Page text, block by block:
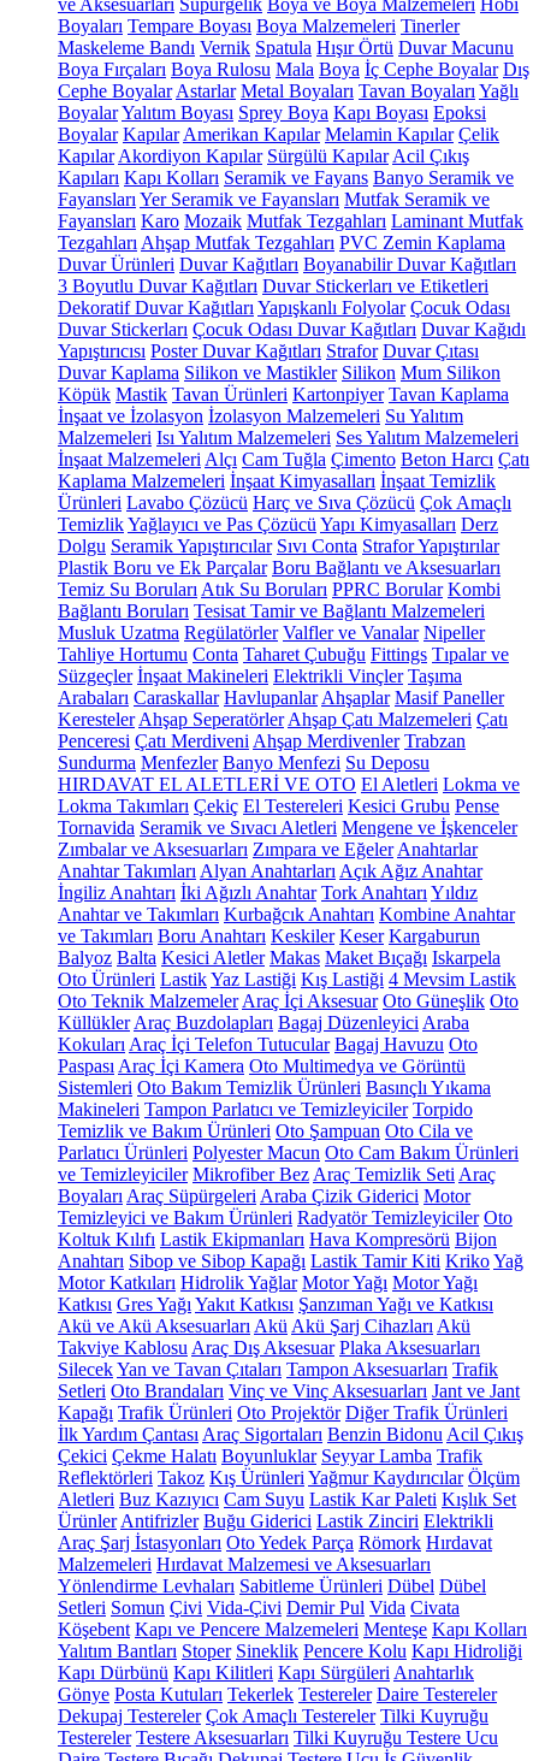
ve Aksesuarları Süpürgelik Boya ve Boya Malzemeleri Hobi
Boyaları Tempare Boyası Boya Malzemeleri Tinerler
Maskeleme Bandı Vernik Spatula Hışır Örtü Duvar Macunu
Boya Fırçaları Boya Rulosu Mala Boya İç Cephe Boyalar Dış
Cephe Boyalar Astarlar Metal Boyaları Tavan Boyaları Yağlı
BoyalarYalıtım Boyası Sprey Boya Kapı Boyası Epoksi
Boyalar Kapılar Amerikan Kapılar Melamin Kapılar Çelik
Kapılar Akordiyon Kapılar Sürgülü Kapılar Acil Çıkış
Kapıları Kapı Kolları Seramik ve Fayans Banyo Seramik ve
Fayansları Yer Seramik ve Fayansları Mutfak Seramik ve
Fayansları Karo Mozaik Mutfak Tezgahları Laminant Mutfak
Tezgahları Ahşap Mutfak Tezgahları PVC Zemin Kaplama
Duvar Ürünleri Duvar Kağıtları Boyanabilir Duvar Kağıtları
3 Boyutlu Duvar Kağıtları Duvar Stickerları ve Etiketleri
Dekoratif Duvar Kağıtları Yapışkanlı Folyolar Çocuk Odası
Duvar Stickerları Çocuk Odası Duvar Kağıtları Duvar Kağıdı
Yapıştırıcısı Poster Duvar Kağıtları Strafor Duvar Çıtası
Duvar Kaplama Silikon ve Mastikler Silikon Mum Silikon
Köpük Mastik Tavan Ürünleri Kartonpiyer Tavan Kaplama
İnşaat ve İzolasyon İzolasyon Malzemeleri Su Yalıtım
Malzemeleri Isı Yalıtım Malzemeleri Ses Yalıtım Malzemeleri
İnşaat Malzemeleri Alçı Cam Tuğla Çimento Beton Harcı Çatı
Kaplama Malzemeleri İnşaat Kimyasalları İnşaat Temizlik
Ürünleri Lavabo Çözücü Harç ve Sıva Çözücü Çok Amaçlı
TemizlikYağlayıcı ve Pas Çözücü Yapı Kimyasalları Derz
Dolgu Seramik Yapıştırıcılar Sıvı Conta Strafor Yapıştırılar
Plastik Boru ve Ek Parçalar Boru Bağlantı ve Aksesuarları
Temiz Su Boruları Atık Su Boruları PPRC Borular Kombi
Bağlantı Boruları Tesisat Tamir ve Bağlantı Malzemeleri
Musluk Uzatma Regülatörler Valfler ve Vanalar Nipeller
Tahliye Hortumu Conta Taharet Çubuğu Fittings Tıpalar ve
Süzgeçler İnşaat Makineleri Elektrikli Vinçler Taşıma
Arabaları Caraskallar Havlupanlar Ahşaplar Masif Paneller
Keresteler Ahşap Seperatörler Ahşap Çatı Malzemeleri Çatı
Penceresi Çatı Merdiveni Ahşap Merdivenler Trabzan
Sundurma Menfezler Banyo Menfezi Su Deposu
HIRDAVAT EL ALETLERİ VE OTO El Aletleri Lokma ve
Lokma Takımları Çekiç El Testereleri Kesici Grubu Pense
Tornavida Seramik ve Sıvacı Aletleri Mengene ve İşkenceler
Zımbalar ve Aksesuarları Zımpara ve Eğeler Anahtarlar
Anahtar Takımları Alyan Anahtarları Açık Ağız Anahtar
İngiliz Anahtarı İki Ağızlı Anahtar Tork Anahtarı Yıldız
Anahtar ve Takımları Kurbağcık Anahtarı Kombine Anahtar
ve Takımları Boru Anahtarı Keskiler Keser Kargaburun
Balyoz Balta Kesici Aletler Makas Maket Bıçağı Iskarpela
Oto Ürünleri LastikYaz Lastiği Kış Lastiği 4 Mevsim Lastik
Oto Teknik Malzemeler Araç İçi Aksesuar Oto Güneşlik Oto
Küllükler Araç Buzdolapları Bagaj Düzenleyici Araba
Kokuları Araç İçi Telefon Tutucular Bagaj Havuzu Oto
Paspası Araç İçi Kamera Oto Multimedya ve Görüntü
Sistemleri Oto Bakım Temizlik Ürünleri Basınçlı Yıkama
Makineleri Tampon Parlatıcı ve Temizleyiciler Torpido
Temizlik ve Bakım Ürünleri Oto Şampuan Oto Cila ve
Parlatıcı Ürünleri Polyester Macun Oto Cam Bakım Ürünleri
ve Temizleyiciler Mikrofiber Bez Araç Temizlik Seti Araç
Boyaları Araç Süpürgeleri Araba Çizik Giderici Motor
Temizleyici ve Bakım Ürünleri Radyatör Temizleyiciler Oto
Koltuk Kılıfı Lastik Ekipmanları Hava Kompresörü Bijon
Anahtarı Sibop ve Sibop Kapağı Lastik Tamir Kiti KrikoYağ
Motor Katkıları Hidrolik Yağlar Motor Yağı Motor Yağı
Katkısı Gres Yağı Yakıt Katkısı Şanzıman Yağı ve Katkısı
Akü ve Akü Aksesuarları Akü Akü Şarj Cihazları Akü
Takviye Kablosu Araç Dış Aksesuar Plaka Aksesuarları
SilecekYan ve Tavan Çıtaları Tampon Aksesuarları Trafik
Setleri Oto Brandaları Vinç ve Vinç Aksesuarları Jant ve Jant
Kapağı Trafik Ürünleri Oto Projektör Diğer Trafik Ürünleri
İlk Yardım Çantası Araç Sigortaları Benzin Bidonu Acil Çıkış
Çekici Çekme Halatı Boyunluklar Seyyar Lamba Trafik
Reflektörleri Takoz Kış Ürünleri Yağmur Kaydırıcılar Ölçüm
Aletleri Buz Kazıyıcı Cam Suyu Lastik Kar Paleti Kışlık Set
Ürünler Antifrizler Buğu Giderici Lastik Zinciri Elektrikli
Araç Şarj İstasyonları Oto Yedek Parça Römork Hırdavat
Malzemeleri Hırdavat Malzemesi ve Aksesuarları
Yönlendirme Levhaları Sabitleme Ürünleri Dübel Dübel
Setleri Somun Çivi Vida-Çivi Demir Pul Vida Civata
Köşebent Kapı ve Pencere Malzemeleri Menteşe Kapı Kolları
Yalıtım Bantları Stoper Sineklik Pencere Kolu Kapı Hidroliği
Kapı Dürbünü Kapı Kilitleri Kapı Sürgüleri Anahtarlık
Gönye Posta Kutuları Tekerlek Testereler Daire Testereler
Dekupaj Testereler Çok Amaçlı Testereler Tilki Kuyruğu
Testereler Testere Aksesuarları Tilki Kuyruğu Testere Ucu